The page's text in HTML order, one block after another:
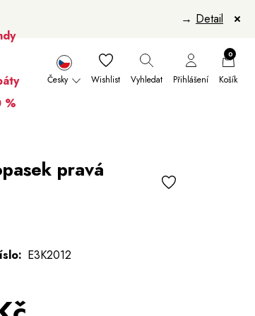
→ Detail
%
Česky Wishlist Vyhledat Přihlášení
0
Košík
pravá
E3K2012